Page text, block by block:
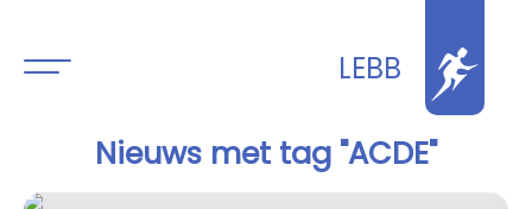
LEBB
Nieuws met tag "ACDE"